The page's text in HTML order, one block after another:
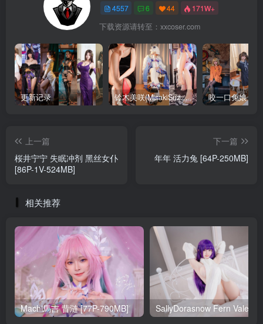
4557 6 44 171W+
下载资源请转至：xxcoser.com
更新记录 铃木美咲(MisakiSuzuki) 合集下载 咬一口兔娘 合
上一篇
桜井宁宁 失眠冲剂 黑丝女仆
[86P-1V-524MB]
下一篇
年年 活力兔 [64P-250MB]
相关推荐
Machi馬吉 昔涟 [77P-790MB]